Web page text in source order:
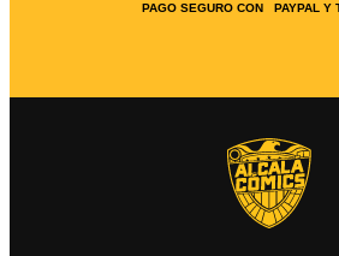
PAGO SEGURO CON PAYPAL Y